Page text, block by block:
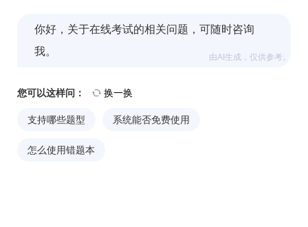
你好，关于在线考试的相关问题，可随时咨询
我。
由AI生成，仅供参考。
您可以这样问： 换一换
支持哪些题型 系统能否免费使用
怎么使用错题本